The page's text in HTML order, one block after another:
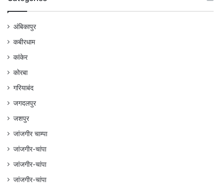
अंबिकापुर
कबीरधाम
कांकेर
कोरबा
गरियाबंद
जगदलपुर
जशपुर
जांजगीर चाम्पा
जांजगीर-चांपा
जांजगीर-चांपा
जांजगीर-चांपा